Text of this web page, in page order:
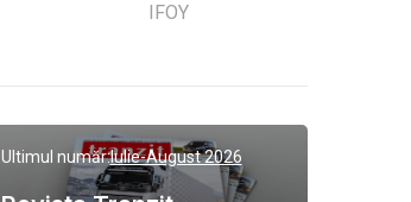
IFOY
Ultimul număr:Iulie-August 2026